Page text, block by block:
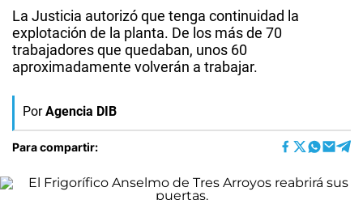
La Justicia autorizó que tenga continuidad la
explotación de la planta. De los más de 70
trabajadores que quedaban, unos 60
aproximadamente volverán a trabajar.
Por Agencia DIB
Para compartir: